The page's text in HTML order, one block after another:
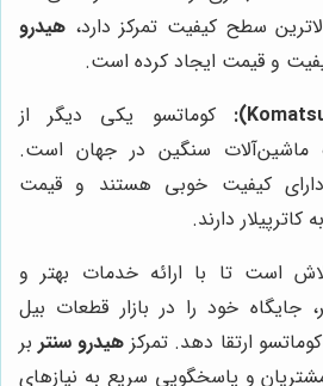
سطح کیفیت تمرکز دارد، هیدرو
و قیمت ایجاد کرده است.
کوماتسو یکی دیگر از
ماشین‌آلات سنگین در جهان است.
کیفیت خوبی هستند و قیمت
دارند.
است تا با ارائه خدمات بهتر و
جایگاه خود را در بازار قطعات بیل
ارتقا دهد. تمرکز هیدرو سنتربر
و پاسخگویی سریع به نیازهای